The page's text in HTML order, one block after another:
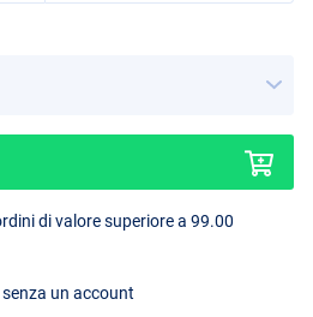
di valore superiore a 99.00
un account